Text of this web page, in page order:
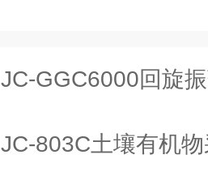
JC-GGC6000回旋
JC-803C土壤有机